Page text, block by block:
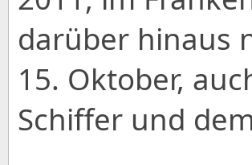
darüber hinaus
15. Oktober,
Schiffer und